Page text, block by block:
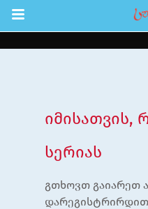
იმისათვის,
სერიას
გთხოვთ გაიარეთ
დარეგისტრირდით